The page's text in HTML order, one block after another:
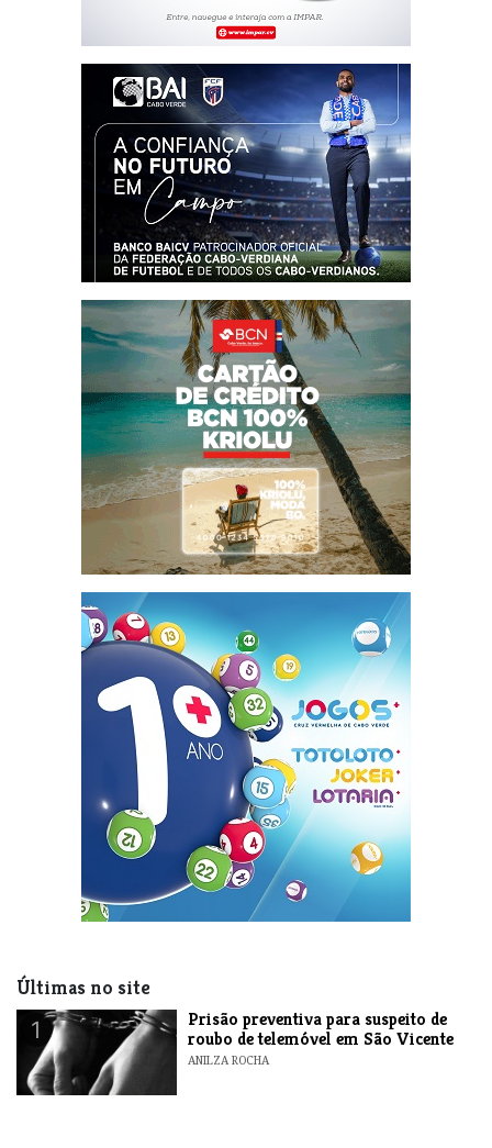
Últimas no site
1
Prisão preventiva para suspeito de
roubo de telemóvel em São Vicente
ANILZA ROCHA